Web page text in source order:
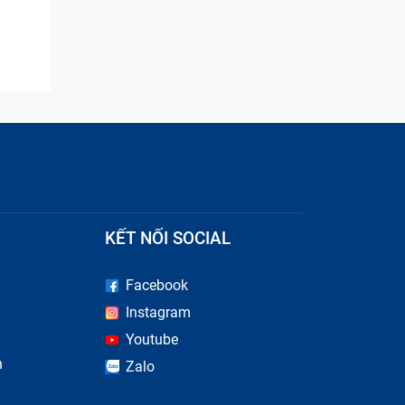
KẾT NỐI SOCIAL
Facebook
Instagram
Youtube
Zalo